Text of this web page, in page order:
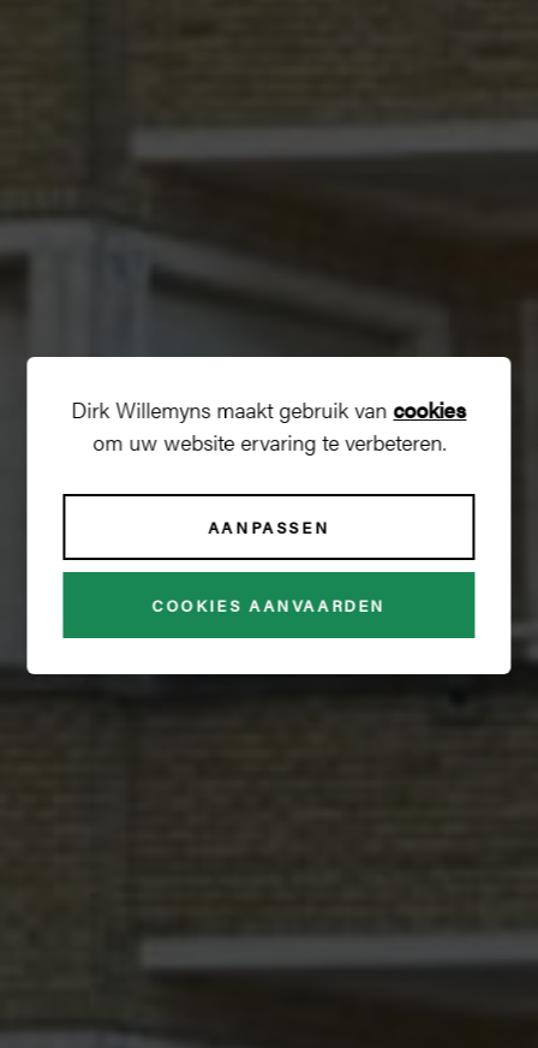
MONTGOMMERY
€ 2 000
Dirk Willemyns maakt gebruik vancookies
om uw website ervaring te verbeteren.
AANPASSEN
COOKIES AANVAARDEN